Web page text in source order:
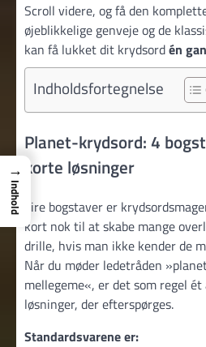
Scroll videre, og få den
øjeblikkelige genveje og de
kan få lukket dit krydsordén
Indholdsfortegnelse
Planet-krydsord: 4
korte løsninger
Fire bogstaver er
kort nok til at skabe mange
drille, hvis man ikke kender de
Når du møder ledetråden
mel­legeme«, er det som regel
løsninger, der efterspørges.
Standard­svarene er:
→
Indhold